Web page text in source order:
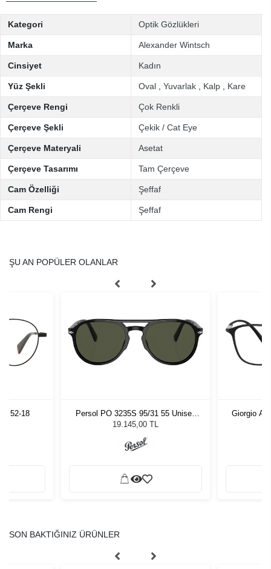
Kategori Optik Gözlükleri
Marka Alexander Wintsch
Cinsiyet Kadın
Yüz Şekli Oval Yuvarlak Kalp Kare
Çerçeve Rengi Çok Renkli
Çerçeve Şekli Çekik / Cat Eye
Çerçeve Materyali Asetat
Çerçeve Tasarımı Tam Çerçeve
Cam Özelliği Şeffaf
Cam Rengi Şeffaf
ŞU AN POPÜLER OLANLAR
52-18
Persol PO 3235S 95/31 55 Unisex
Güneş Gözlüğü
19.145,00 TL
Giorgio
SON BAKTIĞINIZ ÜRÜNLER